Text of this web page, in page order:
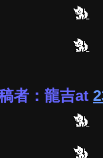
者：龍吉at